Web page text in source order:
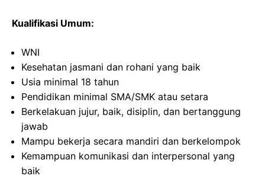
Kualifikasi Umum:
WNI
Kesehatan jasmani dan rohani yang baik
Usia minimal 18 tahun
Pendidikan minimal SMA/SMK atau setara
Berkelakuan jujur, baik, disiplin, dan bertanggung
jawab
Mampu bekerja secara mandiri dan berkelompok
Kemampuan komunikasi dan interpersonal yang
baik